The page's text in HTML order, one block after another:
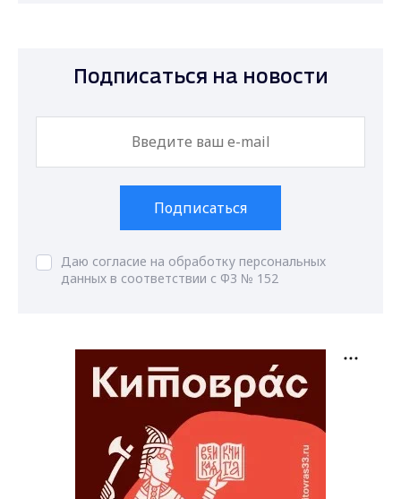
Подписаться на новости
Подписаться
Даю согласие на обработку персональных
данных в соответствии с ФЗ № 152